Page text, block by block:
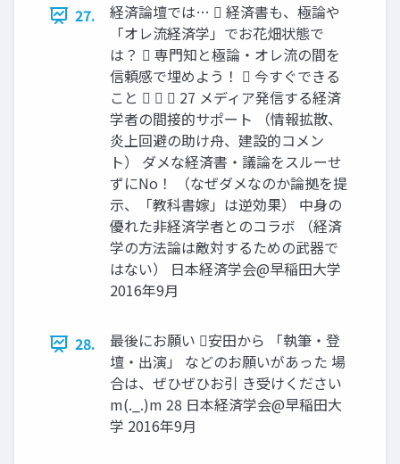
27.
経済論壇では…  経済書も、極論や
「オレ流経済学」でお花畑状態で
は？  専門知と極論・オレ流の間を
信頼感で埋めよう！  今すぐできる
こと    27 メディア発信する経済
学者の間接的サポート （情報拡散、
炎上回避の助け舟、建設的コメン
ト） ダメな経済書・議論をスルーせ
ずにNo！ （なぜダメなのか論拠を提
示、「教科書嫁」は逆効果） 中身の
優れた非経済学者とのコラボ （経済
学の方法論は敵対するための武器で
はない） 日本経済学会@早稲田大学
2016年9月
28.
最後にお願い 安田から 「執筆・登
壇・出演」 などのお願いがあった 場
合は、ぜひぜひお引 き受けください
m(._.)m 28 日本経済学会@早稲田大
学 2016年9月